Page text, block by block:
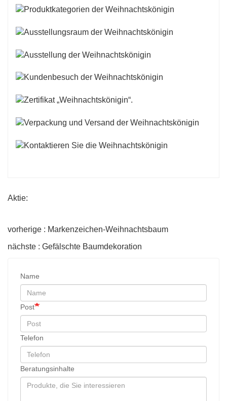
Aktie:
vorherige : Markenzeichen-Weihnachtsbaum
nächste : Gefälschte Baumdekoration
Name
Post
Telefon
Beratungsinhalte